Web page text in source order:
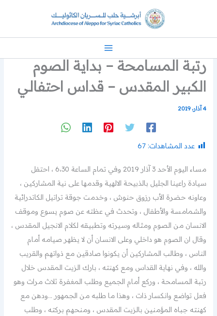
رتبة المسامحة – بداية الصوم
الكبير المقدس – قداس احتفالي
4 آذار، 2019
عدد المشاهدات: 67
مساء اليوم الأحد 3 آذار 2019 وفي تمام الساعة 6،30 ، احتفل
سيادة راعينا الجليل بالذبيحة الالهية وقدمها على نية المشاركين ،
وعاونه حضرة الأب رزوق حنوش ، وخدمت جوقة تراتيل الكاتدرائية
والشمامسة والأطفال ، وتحدث في عظته عن صوم يسوع وموقف
الانسان من الصوم ومثاله وسيرته وتطبيقه لكلام الانجيل المقدس ،
وقال ان الصوم هو داخلي وعلى الانسان أن لا يظهر صيامه أمام
الناس ، وطالب المشاركين أن يكونوا صادقين مع ذواتهم والقريب
والله ، وفي نهاية القداس ومع كهنته ، بارك الزيت المقدس خلال
رتبة المسامحة ، وركع أمام الجميع وطلب المغفرة ثلاث مرات وهو
فعل تواضع وانكسار ذات ، وهذا ما طلبه من الجمهور …ودهن مع
كهنته جباه المؤمنين بالزيت المقدس ، ومنحهم بركته ، وطلب